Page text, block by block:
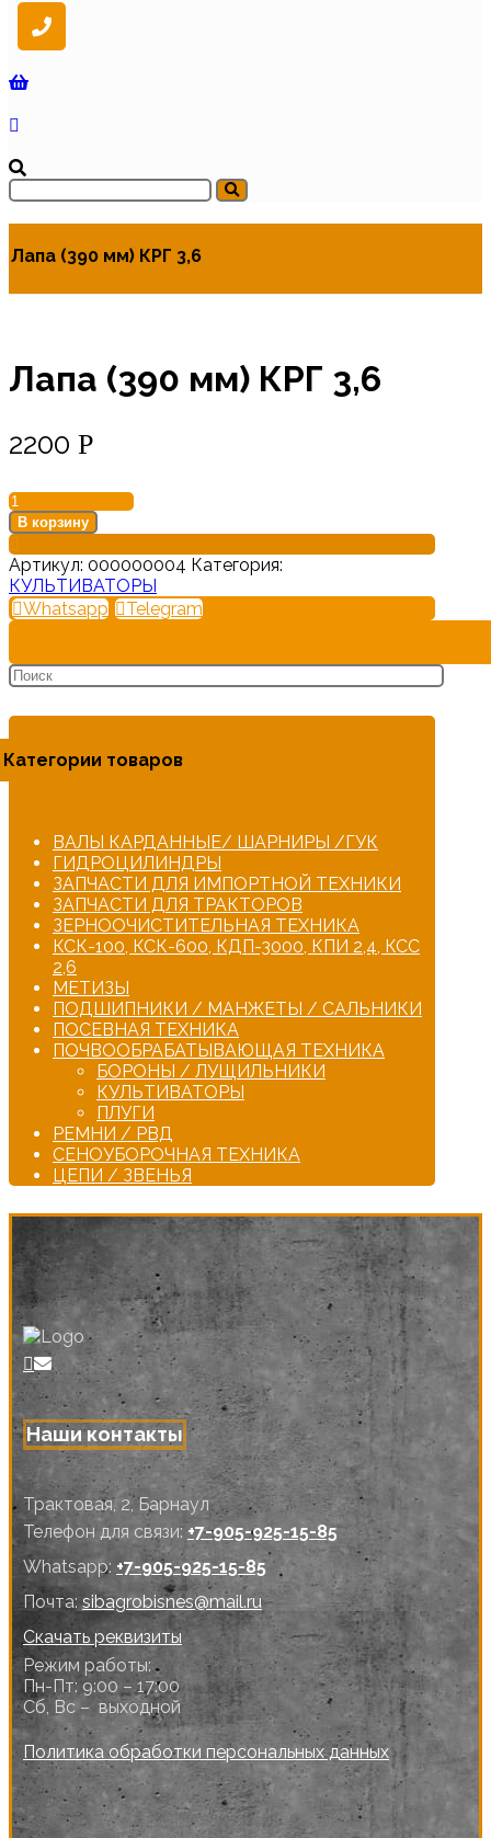
Лапа (390 мм) КРГ 3,6
Лапа (390 мм) КРГ 3,6
2200 Р
Количество
товара
Лапа
(390
мм)
КРГ
3,6
В корзину
Артикул: 000000004 Категория:
КУЛЬТИВАТОРЫ
Whatsapp
Telegram
Категории товаров
ВАЛЫ КАРДАННЫЕ/ ШАРНИРЫ /ГУК
ГИДРОЦИЛИНДРЫ
ЗАПЧАСТИ ДЛЯ ИМПОРТНОЙ ТЕХНИКИ
ЗАПЧАСТИ ДЛЯ ТРАКТОРОВ
ЗЕРНООЧИСТИТЕЛЬНАЯ ТЕХНИКА
КСК-100, КСК-600, КДП-3000, КПИ 2,4, КСС
2,6
МЕТИЗЫ
ПОДШИПНИКИ / МАНЖЕТЫ / САЛЬНИКИ
ПОСЕВНАЯ ТЕХНИКА
ПОЧВООБРАБАТЫВАЮЩАЯ ТЕХНИКА
БОРОНЫ / ЛУЩИЛЬНИКИ
КУЛЬТИВАТОРЫ
ПЛУГИ
РЕМНИ / РВД
СЕНОУБОРОЧНАЯ ТЕХНИКА
ЦЕПИ / ЗВЕНЬЯ
Наши контакты
Трактовая, 2, Барнаул
Телефон для связи: +7-905-925-15-85
Whatsapp: +7-905-925-15-85
Почта:sibagrobisnes@mail.ru
Скачать реквизиты
Режим работы:
Пн-Пт: 9:00 – 17:00
Сб, Вс – выходной
Политика обработки персональных данных